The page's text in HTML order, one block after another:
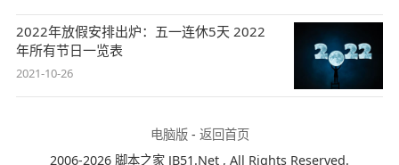
2022年放假安排出炉：五一连休5天 2022
年所有节日一览表
2021-10-26
电脑版- 返回首页
2006-2026 脚本之家 JB51.Net , All Rights Reserved.